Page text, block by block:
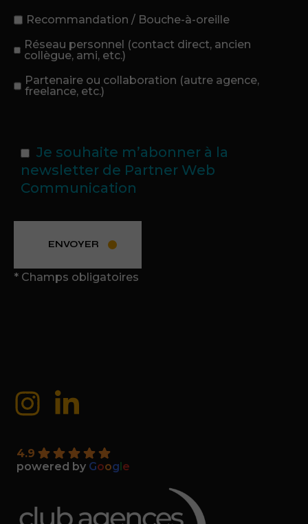
Recommandation / Bouche-à-oreille
Réseau personnel (contact direct, ancien
collègue, ami, etc.)
Partenaire ou collaboration (autre agence,
freelance, etc.)
Je souhaite m’abonner à la
newsletter de Partner Web
Communication
ENVOYER
* Champs obligatoires
4.9
powered by Google